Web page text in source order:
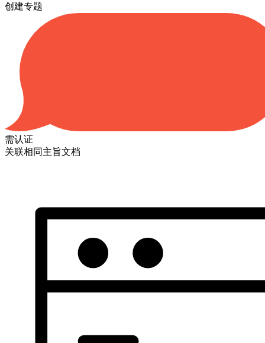
创建专题
需认证
关联相同主旨文档